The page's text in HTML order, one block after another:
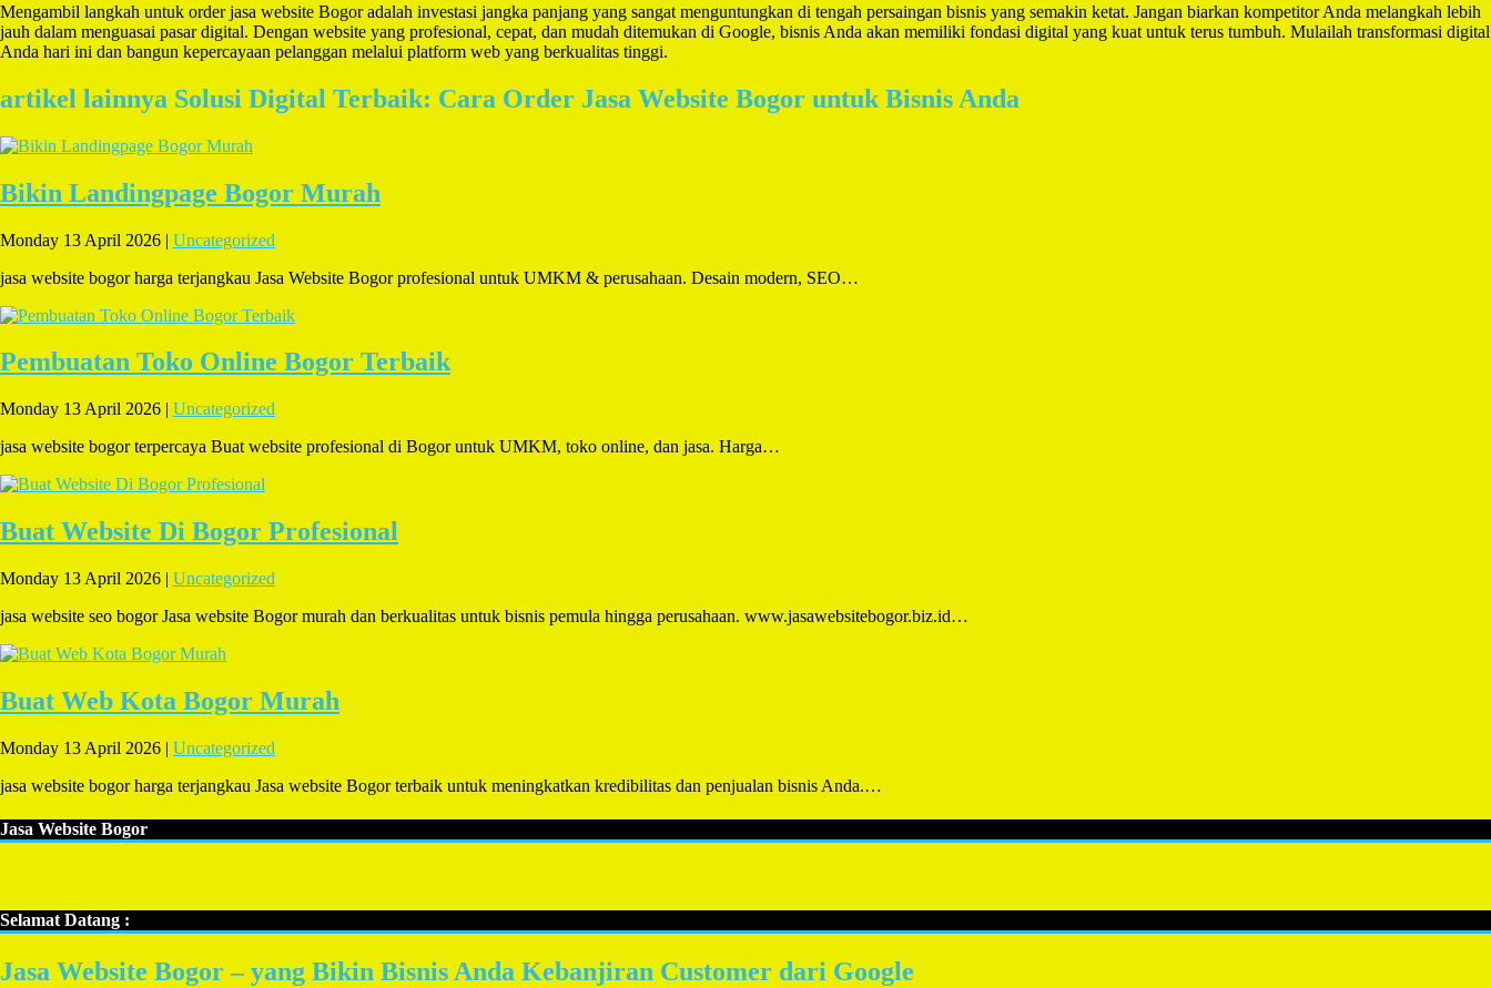
Mengambil langkah untuk order jasa website Bogor adalah investasi jangka panjang yang sangat menguntungkan di tengah persaingan bisnis yang semakin ketat. Jangan biarkan kompetitor Anda melangkah lebih
jauh dalam menguasai pasar digital. Dengan website yang profesional, cepat, dan mudah ditemukan di Google, bisnis Anda akan memiliki fondasi digital yang kuat untuk terus tumbuh. Mulailah transformasi digital
Anda hari ini dan bangun kepercayaan pelanggan melalui platform web yang berkualitas tinggi.
artikel lainnya Solusi Digital Terbaik: Cara Order Jasa Website Bogor untuk Bisnis Anda
Bikin Landingpage Bogor Murah
Monday 13 April 2026 | Uncategorized
jasa website bogor harga terjangkau Jasa Website Bogor profesional untuk UMKM & perusahaan. Desain modern, SEO…
Pembuatan Toko Online Bogor Terbaik
Monday 13 April 2026 | Uncategorized
jasa website bogor terpercaya Buat website profesional di Bogor untuk UMKM, toko online, dan jasa. Harga…
Buat Website Di Bogor Profesional
Monday 13 April 2026 | Uncategorized
jasa website seo bogor Jasa website Bogor murah dan berkualitas untuk bisnis pemula hingga perusahaan. www.jasawebsitebogor.biz.id…
Buat Web Kota Bogor Murah
Monday 13 April 2026 | Uncategorized
jasa website bogor harga terjangkau Jasa website Bogor terbaik untuk meningkatkan kredibilitas dan penjualan bisnis Anda.…
Jasa Website Bogor
Selamat Datang :
Jasa Website Bogor – yang Bikin Bisnis Anda Kebanjiran Customer dari Google